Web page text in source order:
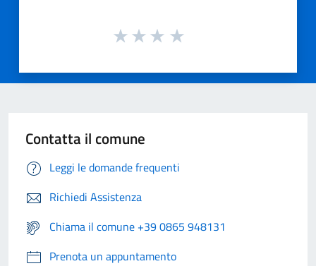
Contatta il comune
Leggi le domande frequenti
Richiedi Assistenza
Chiama il comune +39 0865 948131
Prenota un appuntamento